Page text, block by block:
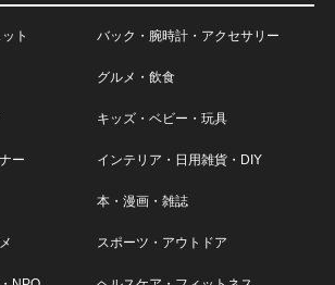
ト バック・腕時計・アクセサリー
グルメ・飲食
キッズ・ベビー・玩具
ー インテリア・日用雑貨・DIY
本・漫画・雑誌
スポーツ・アウトドア